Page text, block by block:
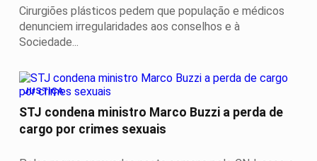
Cirurgiões plásticos pedem que população e médicos
denunciem irregularidades aos conselhos e à
Sociedade...
JUSTIÇA
STJ condena ministro Marco Buzzi a perda de
cargo por crimes sexuais